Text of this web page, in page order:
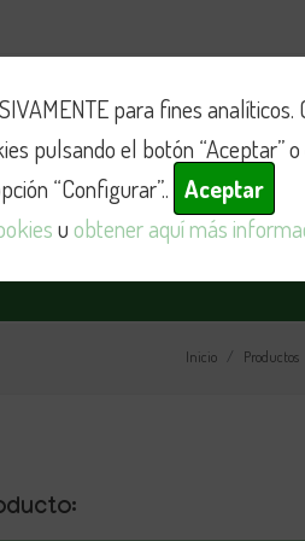
para fines analíticos.
pulsando el botón “Aceptar”
“Configurar”.. Aceptar
uobtener aquí más
Perales de
91 874 82 19 -
Cereales Piscinas
Inicio Productos